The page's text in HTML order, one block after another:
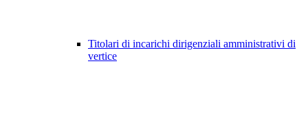
Titolari di incarichi dirigenziali amministrativi di
vertice